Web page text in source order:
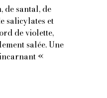
de santal, de
salicylates et
de violette,
salée. Une
«